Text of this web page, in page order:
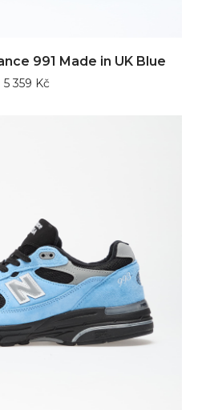
991 Made in UK Blue
5 359 Kč